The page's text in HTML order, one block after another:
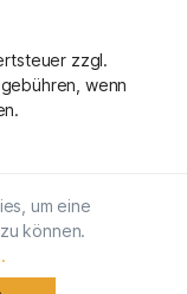
zzgl.
wenn
um eine
können.